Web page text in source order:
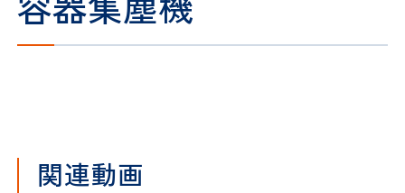
容器集塵機
関連動画